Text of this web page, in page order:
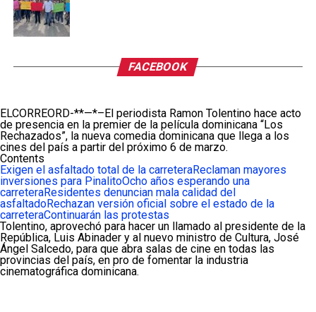
FACEBOOK
ELCORREORD-**—*–El periodista Ramon Tolentino hace acto
de presencia en la premier de la película dominicana “Los
Rechazados”, la nueva comedia dominicana que llega a los
cines del país a partir del próximo 6 de marzo.
Contents
Exigen el asfaltado total de la carreteraReclaman mayores
inversiones para PinalitoOcho años esperando una
carreteraResidentes denuncian mala calidad del
asfaltadoRechazan versión oficial sobre el estado de la
carreteraContinuarán las protestas
Tolentino, aprovechó para hacer un llamado al presidente de la
República, Luis Abinader y al nuevo ministro de Cultura, José
Ángel Salcedo, para que abra salas de cine en todas las
provincias del país, en pro de fomentar la industria
cinematográfica dominicana.